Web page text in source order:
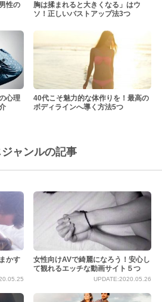
性の
胸は揉まれると大きくなる」はウ
ソ！正しいバストアップ法3つ
心理
40代こそ魅力的な体作りを！最高の
ボディラインへ導く方法5つ
ジャンルの記事
かす
女性向けAVで綺麗になろう！安心し
て観れるエッチな動画サイト５つ
UPDATE:2020.05.26